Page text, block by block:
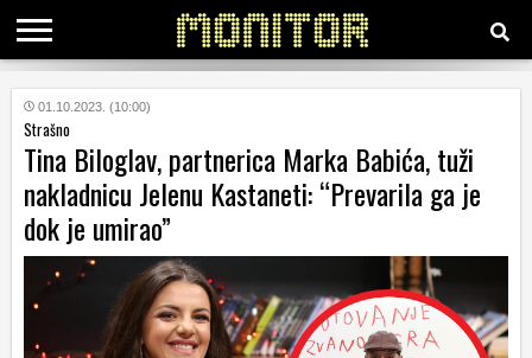
KATEGORIJE
HRVATSKI
WEB
01.10.2023. (10:00)
Strašno
Tina Biloglav, partnerica Marka Babića, tuži
nakladnicu Jelenu Kastaneti: “Prevarila ga je
dok je umirao”